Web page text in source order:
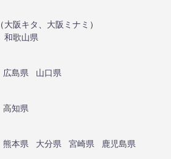
（大阪キタ 大阪ミナミ ）
和歌山県
広島県
山口県
高知県
熊本県 大分県 宮崎県
鹿児島県